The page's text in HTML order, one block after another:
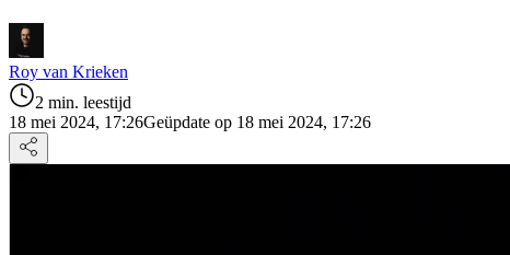
Roy van Krieken
2 min. leestijd
18 mei 2024, 17:26Geüpdate op 18 mei 2024, 17:26